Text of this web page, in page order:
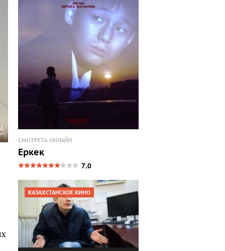
СМОТРЕТЬ ОНЛАЙН
Еркек
7.0
КАЗАХСТАНСКОЕ КИНО